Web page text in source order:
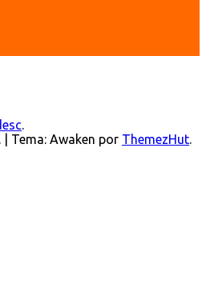
.
. Tema: Awaken por ThemezHut.